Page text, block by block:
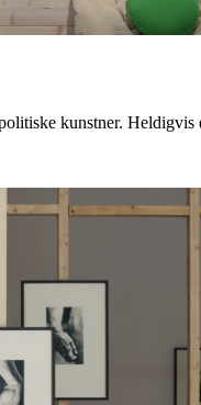
kunstner. Heldigvis